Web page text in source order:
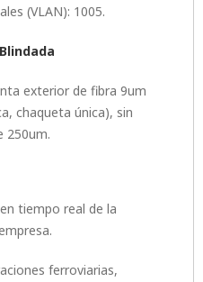
(VLAN): 1005.
exterior de fibra 9um
chaqueta única), sin
250um.
tiempo real de la
ferroviarias,